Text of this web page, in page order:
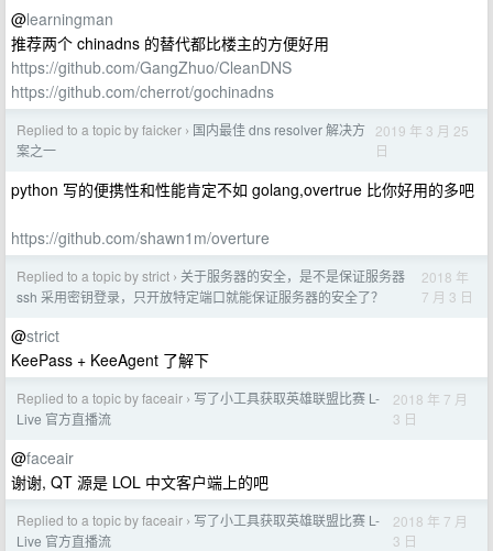
@learningman
推荐两个 chinadns 的替代都比楼主的方便好用
https://github.com/GangZhuo/CleanDNS
https://github.com/cherrot/gochinadns
Replied to a topic by faicker › 国内最佳 dns resolver 解决方
案之一
2019 年 3 月 25
日
python 写的便携性和性能肯定不如 golang,overtrue 比你好用的多吧
https://github.com/shawn1m/overture
Replied to a topic by strict › 关于服务器的安全，是不是保证服务器
ssh 采用密钥登录，只开放特定端口就能保证服务器的安全了？
2018 年
7 月 3 日
@strict
KeePass + KeeAgent 了解下
Replied to a topic by faceair › 写了小工具获取英雄联盟比赛 L-
Live 官方直播流
2018 年 7 月
3 日
@faceair
谢谢, QT 源是 LOL 中文客户端上的吧
Replied to a topic by faceair › 写了小工具获取英雄联盟比赛 L-
Live 官方直播流
2018 年 7 月
3 日